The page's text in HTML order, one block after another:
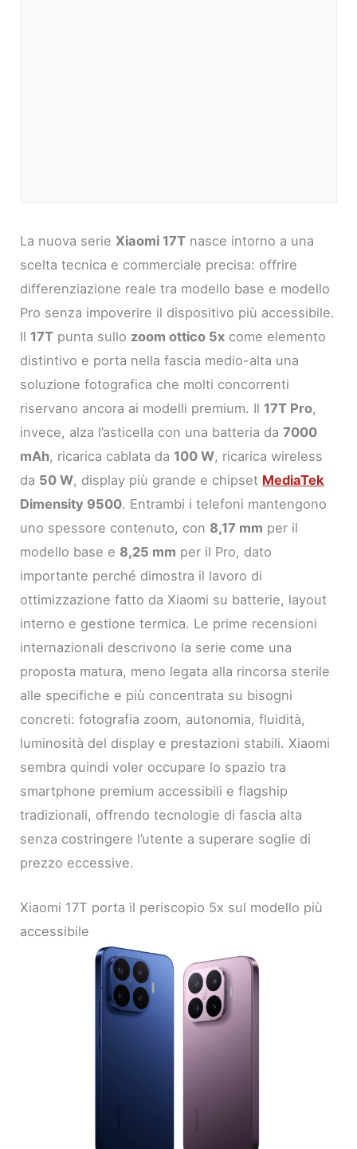
La nuova serie Xiaomi 17T nasce intorno a una
scelta tecnica e commerciale precisa: offrire
differenziazione reale tra modello base e modello
Pro senza impoverire il dispositivo più accessibile.
Il 17T punta sullo zoom ottico 5x come elemento
distintivo e porta nella fascia medio-alta una
soluzione fotografica che molti concorrenti
riservano ancora ai modelli premium. Il 17T Pro,
invece, alza l’asticella con una batteria da7000
mAh, ricarica cablata da 100 W, ricarica wireless
da 50 W, display più grande e chipset MediaTek
Dimensity 9500. Entrambi i telefoni mantengono
uno spessore contenuto, con 8,17 mm per il
modello base e 8,25 mm per il Pro, dato
importante perché dimostra il lavoro di
ottimizzazione fatto da Xiaomi su batterie, layout
interno e gestione termica. Le prime recensioni
internazionali descrivono la serie come una
proposta matura, meno legata alla rincorsa sterile
alle specifiche e più concentrata su bisogni
concreti: fotografia zoom, autonomia, fluidità,
luminosità del display e prestazioni stabili. Xiaomi
sembra quindi voler occupare lo spazio tra
smartphone premium accessibili e flagship
tradizionali, offrendo tecnologie di fascia alta
senza costringere l’utente a superare soglie di
prezzo eccessive.
Xiaomi 17T porta il periscopio 5x sul modello più
accessibile